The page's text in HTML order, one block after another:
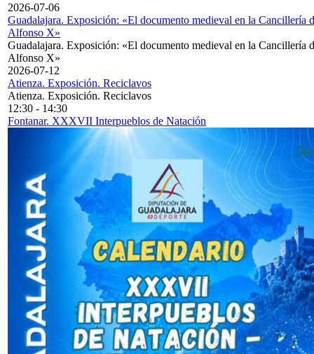
2026-07-06
Guadalajara. Exposición: «El documento medieval en la Cancillería
Alfonso X»
Guadalajara. Exposición: «El documento medieval en la Cancillería
Alfonso X»
2026-07-12
Atienza. Exposición. Reciclavos
Atienza. Exposición. Reciclavos
12:30 - 14:30
Fontanar. XXXVII Interpueblos de Natación